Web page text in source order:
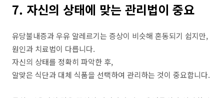
7. 자신의 상태에 맞는 관리법이 중요
유당불내증과우유 알레르기는 증상이 비슷해 혼동되기 쉽지만,
원인과 치료법이 다릅니다.
자신의 상태를 정확히 파악한 후,
알맞은 식단과 대체 식품을 선택하여 관리하는 것이 중요합니다.